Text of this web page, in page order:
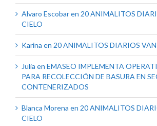
Alvaro Escobaren 20 ANIMALITOS
CIELO
Karina en 20 ANIMALITOS DIARIOS VAN
Julia en EMASEO IMPLEMENTA
PARA RECOLECCIÓN DE BASURA EN
CONTENERIZADOS
Blanca Morena en 20 ANIMALITOS
CIELO